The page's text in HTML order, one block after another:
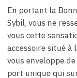
En portant la
Sybil, vous ne
vous cette
accessoire situé à
vous enveloppe
port unique qui